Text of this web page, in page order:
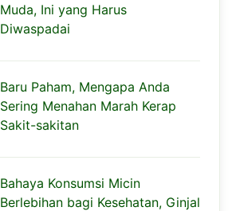
Muda, Ini yang Harus
Diwaspadai
Baru Paham, Mengapa Anda
Sering Menahan Marah Kerap
Sakit-sakitan
Bahaya Konsumsi Micin
Berlebihan bagi Kesehatan, Ginjal